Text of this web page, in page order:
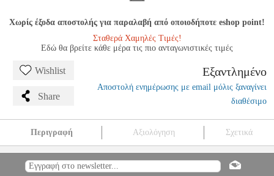
Χωρίς έξοδα αποστολής για παραλαβή από οποιοδήποτε eshop point!
Σταθερά Χαμηλές Τιμές!
Εδώ θα βρείτε κάθε μέρα τις πιο ανταγωνιστικές τιμές
Wishlist
Share
Εξαντλημένο
Αποστολή ενημέρωσης με email μόλις ξαναγίνει
διαθέσιμο
Περιγραφή Αξιολόγηση Σχετικά
WARDROBE LIGHT 60 CM 2700K SILVER
PER.232661